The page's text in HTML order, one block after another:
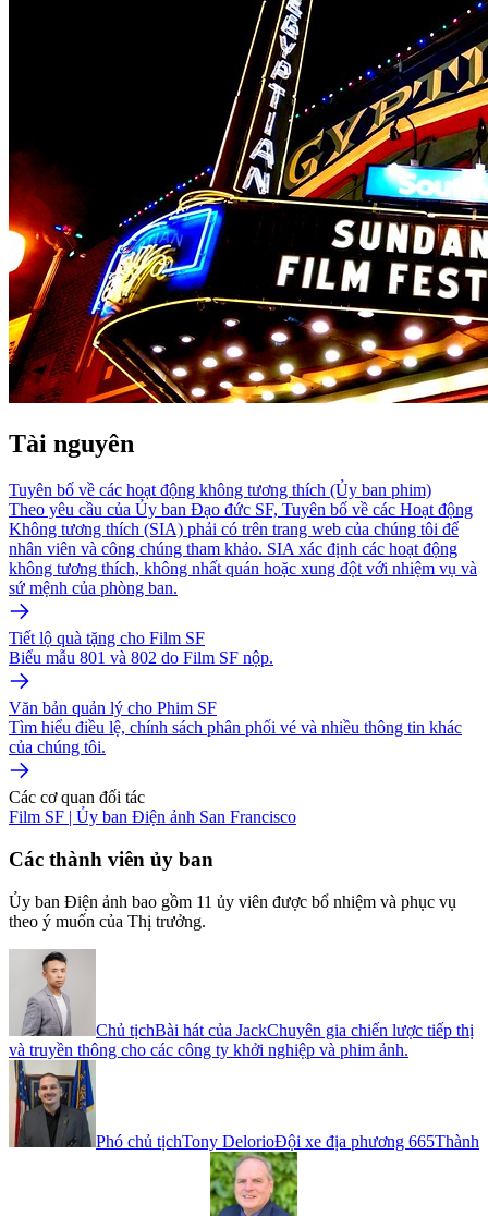
Tài nguyên
Tuyên bố về các hoạt động không tương thích (Ủy ban phim)
Theo yêu cầu của Ủy ban Đạo đức SF, Tuyên bố về các Hoạt động
Không tương thích (SIA) phải có trên trang web của chúng tôi để
nhân viên và công chúng tham khảo. SIA xác định các hoạt động
không tương thích, không nhất quán hoặc xung đột với nhiệm vụ và
sứ mệnh của phòng ban.
Tiết lộ quà tặng cho Film SF
Biểu mẫu 801 và 802 do Film SF nộp.
Văn bản quản lý cho Phim SF
Tìm hiểu điều lệ, chính sách phân phối vé và nhiều thông tin khác
của chúng tôi.
Các cơ quan đối tác
Film SF | Ủy ban Điện ảnh San Francisco
Các thành viên ủy ban
Ủy ban Điện ảnh bao gồm 11 ủy viên được bổ nhiệm và phục vụ
theo ý muốn của Thị trưởng.
Chủ tịchBài hát của JackChuyên gia chiến lược tiếp thị
và truyền thông cho các công ty khởi nghiệp và phim ảnh.
Phó chủ tịchTony DelorioĐội xe địa phương 665Thành